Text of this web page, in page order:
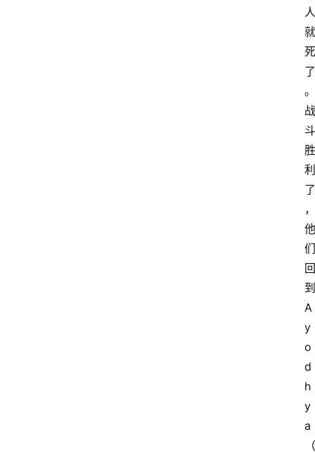
人
就
死
了
。
战
斗
胜
利
了
，
他
们
回
到
A
y
o
d
h
y
a
（